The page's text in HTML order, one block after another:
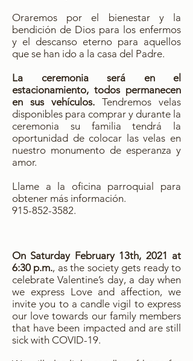
Oraremos por el bienestar y la
bendición de Dios para los enfermos
y el descanso eterno para aquellos
que se han ido a la casa del Padre.
La ceremonia será en el
estacionamiento, todos permanecen
en sus vehículos. Tendremos velas
disponibles para comprar y durante la
ceremonia su familia tendrá la
oportunidad de colocar las velas en
nuestro monumento de esperanza y
amor.
Llame a la oficina parroquial para
obtener más información.
915-852-3582.
On Saturday February 13th, 2021 at
6:30 p.m., as the society gets ready to
celebrate Valentine’s day, a day when
we express Love and affection, we
invite you to a candle vigil to express
our love towards our family members
that have been impacted and are still
sick with COVID-19.